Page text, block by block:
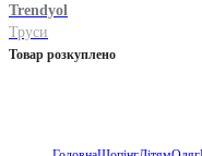
Trendyol
Труси
Товар розкуплено